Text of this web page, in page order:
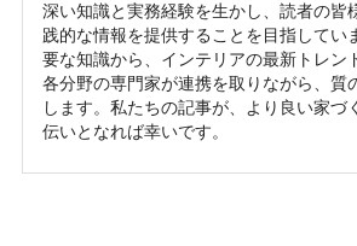
深い知識と実務経験を生かし、読者の皆
践的な情報を提供することを目指してい
要な知識から、インテリアの最新トレン
各分野の専門家が連携を取りながら、質
します。私たちの記事が、より良い家づ
伝いとなれば幸いです。